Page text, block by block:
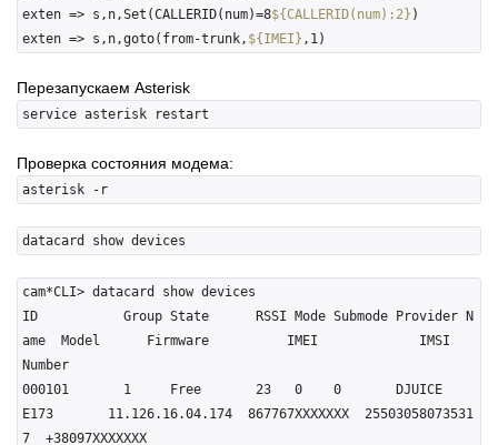
exten => s,n,Set(CALLERID(num)=8${CALLERID(num):2} )
exten => s,n,goto(from-trunk, ${IMEI}
Перезапускаем Asterisk
Проверка состояния модема:
cam*CLI> datacard show devices
ID           Group State      RSSI Mode Submode Provider N
ame  Model      Firmware          IMEI             IMSI
Number
000101       1     Free       23   0    0       DJUICE
E173       11.126.16.04.174  867767ХХХХХХХ  25503058073531